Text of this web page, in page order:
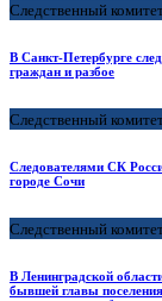
Следственный
В Санкт-Петербурге
граждан и разбое
Следственный
Следователями СК
городе Сочи
Следственный
В Ленинградской
бывшей главы